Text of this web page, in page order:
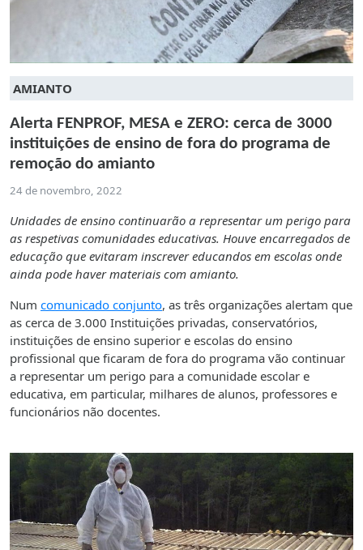
AMIANTO
Alerta FENPROF, MESA e ZERO: cerca de 3000
instituições de ensino de fora do programa de
remoção do amianto
24 de novembro, 2022
Unidades de ensino continuarão a representar um perigo para
as respetivas comunidades educativas. Houve encarregados de
educação que evitaram inscrever educandos em escolas onde
ainda pode haver materiais com amianto.
Num comunicado conjunto, as três organizações alertam que
as cerca de 3.000 Instituições privadas, conservatórios,
instituições de ensino superior e escolas do ensino
profissional que ficaram de fora do programa vão continuar
a representar um perigo para a comunidade escolar e
educativa, em particular, milhares de alunos, professores e
funcionários não docentes.